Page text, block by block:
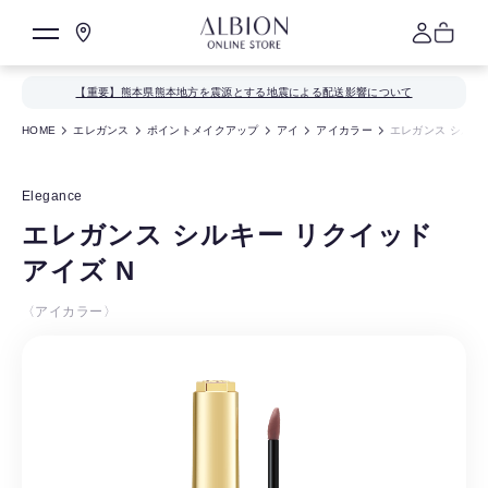
【重要】熊本県熊本地方を震源とする地震による配送影響について
HOME エレガンス ポイントメイクアップ アイ アイカラー エレガンス シルキ
Elegance
エレガンス シルキー リクイッド
アイズ N
〈アイカラー〉